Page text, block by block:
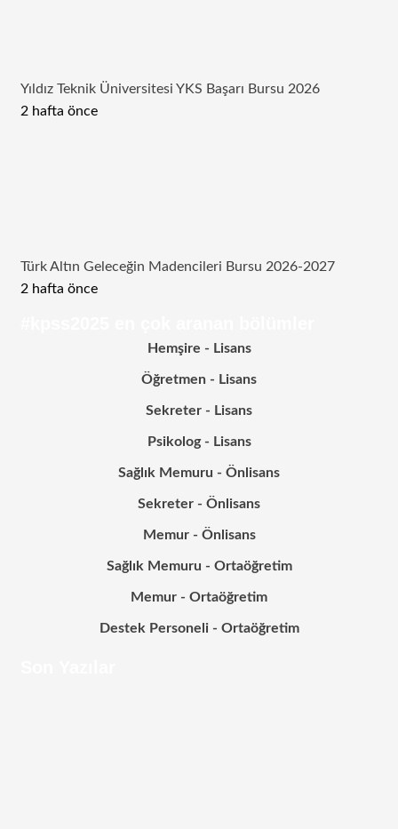
Yıldız Teknik Üniversitesi YKS Başarı Bursu 2026
2 hafta önce
Türk Altın Geleceğin Madencileri Bursu 2026-2027
2 hafta önce
Hemşire - Lisans
Öğretmen - Lisans
Sekreter - Lisans
Psikolog - Lisans
Sağlık Memuru - Önlisans
Sekreter - Önlisans
Memur - Önlisans
Sağlık Memuru - Ortaöğretim
Memur - Ortaöğretim
Destek Personeli - Ortaöğretim